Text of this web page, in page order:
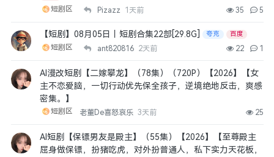
短剧区 Pizazz 1天前 35 5
【短剧】08月05日丨短剧合集22部[29.8G] 夸克 百度
短剧区 ant820816 2天前 22 1
AI漫改短剧【二嫁攀龙】（78集）（720P）【2026】【女
主不恋爱脑，一切行动优先保全孩子，逆境绝地反击，爽感
密集。】
短剧区 老董De喜怒哀乐 3天前 25
AI短剧【保镖男友是殿主】（55集）【2026】【至尊殿主
屈身做保镖，扮猪吃虎，对外扮普通人，私下实力天花板，